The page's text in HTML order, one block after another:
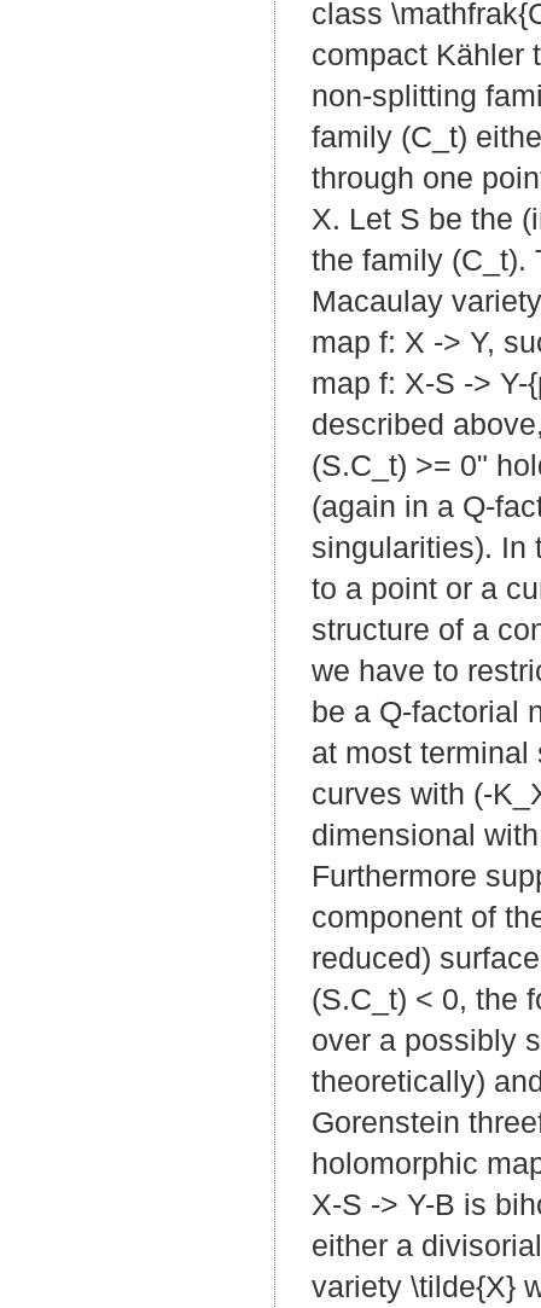
class
compact Kähler
non-splitting
family (C_t)
through one
X. Let S be the
the family (C_t).
Macaulay
map f: X -> Y,
map f: X-S ->
described
(S.C_t) >= 0"
(again in a Q-
singularities). In
to a point or a
structure of a
we have to
be a Q-factorial
at most
curves with (-
dimensional
Furthermore
component of
reduced)
(S.C_t) < 0, the
over a possibly
theoretically)
Gorenstein
holomorphic
X-S -> Y-B is
either a
variety \tilde{X}